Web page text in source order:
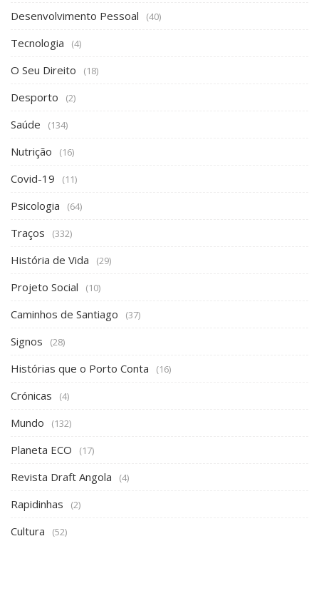
Desenvolvimento Pessoal (40)
Tecnologia (4)
O Seu Direito (18)
Desporto (2)
Saúde (134)
Nutrição (16)
Covid-19 (11)
Psicologia (64)
Traços (332)
História de Vida (29)
Projeto Social (10)
Caminhos de Santiago (37)
Signos (28)
Histórias que o Porto Conta (16)
Crónicas (4)
Mundo (132)
Planeta ECO (17)
Revista Draft Angola (4)
Rapidinhas (2)
Cultura (52)